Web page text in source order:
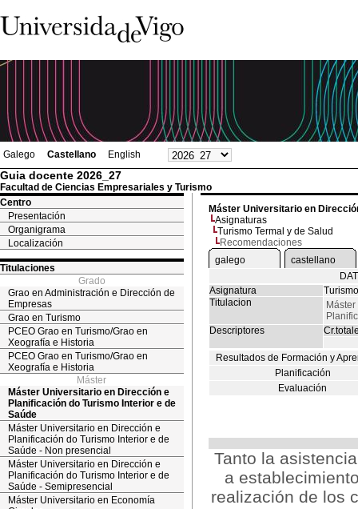
Galego Castellano English
Guia docente 2026_27
Facultad de Ciencias Empresariales y Turismo
Centro
Presentación
Organigrama
Localización
Titulaciones
Grado
Grao en Administración e Dirección de
Empresas
Grao en Turismo
PCEO Grao en Turismo/Grao en
Xeografía e Historia
PCEO Grao en Turismo/Grao en
Xeografía e Historia
Máster
Máster Universitario en Dirección e
Planificación do Turismo Interior e de
Saúde
Máster Universitario en Dirección e
Planificación do Turismo Interior e de
Saúde - Non presencial
Máster Universitario en Dirección e
Planificación do Turismo Interior e de
Saúde - Semipresencial
Máster Universitario en Economía
Máster Universitario en
Asignaturas
Turismo Termal y de Salud
Recomendaciones
galego
castellano
Asignatura
Titulacion
Descriptores
Resultados de Formación y
Planificación
Evaluación
Tanto la
a
realización de los